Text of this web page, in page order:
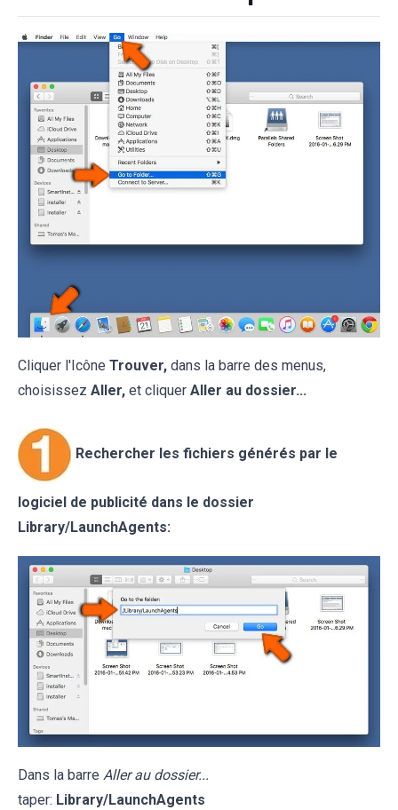
Cliquer l'Icône Trouver, dans la barre des menus,
choisissez Aller, et cliquer Aller au dossier...
Rechercher les fichiers générés par le
logiciel de publicité dans le dossier
Library/LaunchAgents:
Dans la barre Aller au dossier...
taper: Library/LaunchAgents